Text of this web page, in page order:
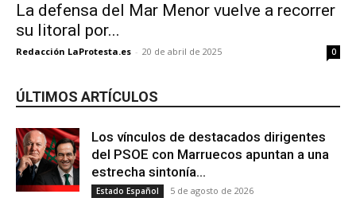
La defensa del Mar Menor vuelve a recorrer
su litoral por...
Redacción LaProtesta.es - 20 de abril de 2025 0
ÚLTIMOS ARTÍCULOS
Los vínculos de destacados dirigentes
del PSOE con Marruecos apuntan a una
estrecha sintonía...
Estado Español 5 de agosto de 2026